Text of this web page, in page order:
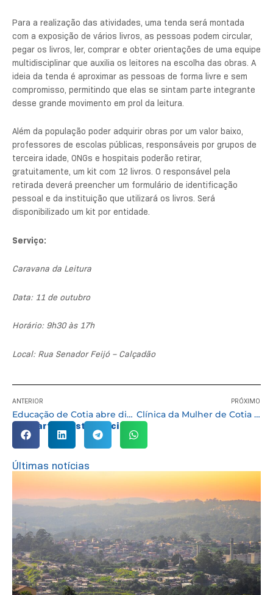
Para a realização das atividades, uma tenda será montada
com a exposição de vários livros, as pessoas podem circular,
pegar os livros, ler, comprar e obter orientações de uma equipe
multidisciplinar que auxilia os leitores na escolha das obras. A
ideia da tenda é aproximar as pessoas de forma livre e sem
compromisso, permitindo que elas se sintam parte integrante
desse grande movimento em prol da leitura.
Além da população poder adquirir obras por um valor baixo,
professores de escolas públicas, responsáveis por grupos de
terceira idade, ONGs e hospitais poderão retirar,
gratuitamente, um kit com 12 livros. O responsável pela
retirada deverá preencher um formulário de identificação
pessoal e da instituição que utilizará os livros. Será
disponibilizado um kit por entidade.
Serviço:
Caravana da Leitura
Data: 11 de outubro
Horário: 9h30 às 17h
Local: Rua Senador Feijó – Calçadão
ANTERIOR
Educação de Cotia abre discussão sobre ‘dificuldade de aprendizagem’
PRÓXIMO
Clínica da Mulher de Cotia realiza palestra sobre câncer de mama
Compartilhe esta notícia:
Últimas notícias